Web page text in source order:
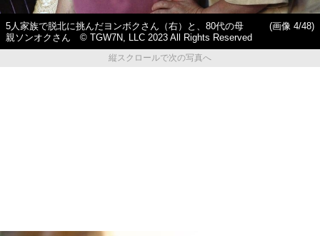
5人家族で脱北に挑んだヨンボクさん（右）と、80代の母
親ソンオクさん © TGW7N, LLC 2023 All Rights Reserved
(画像 4/48)
縦スクロールで次の写真へ